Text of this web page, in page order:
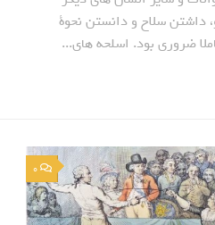
داشتن سلاح و دانستن نحوة
ضروری بود. اسلحه های...
0